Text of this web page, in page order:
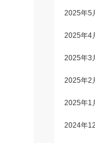
2025年5
2025年4
2025年3
2025年2
2025年1
2024年